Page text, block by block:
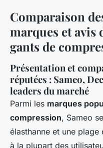
Comparaison
marques et avis
gants de
Présentation et
réputées : Sameo,
leaders du marché
Parmi les marques
compression, Sameo
élasthanne et une
à la plupart des